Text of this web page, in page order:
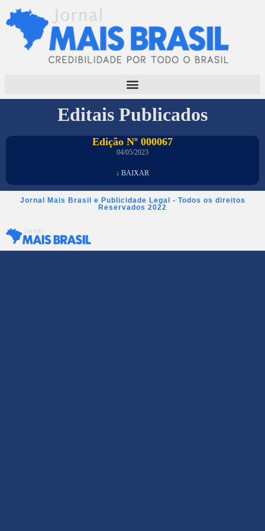
Editais Publicados
Edição Nº 000067
04/05/2023
↓ BAIXAR
Jornal Mais Brasil e Publicidade Legal - Todos os direitos
Reservados 2022